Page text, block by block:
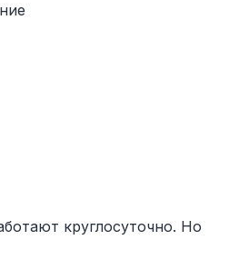
круглосуточно. Но